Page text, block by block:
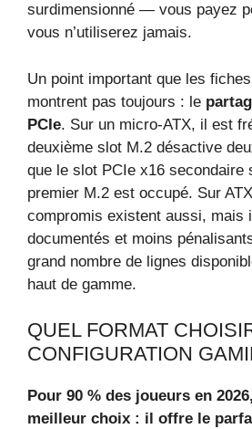
surdimensionné — vous payez
vous n’utiliserez jamais.
Un point important que les
montrent pas toujours : le
PCIe. Sur un micro‑ATX, il est
deuxième slot M.2 désactive
que le slot PCIe x16 secondaire
premier M.2 est occupé. Sur
compromis existent aussi, mais
documentés et moins
grand nombre de lignes
haut de gamme.
QUEL FORMAT
CONFIGURATION
Pour 90 % des joueurs en
meilleur choix : il offre le